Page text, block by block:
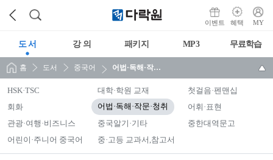
이벤트 혜택 MY
도 서 강 의 패키지 MP3 무료학습
홈 도서 중국어 어법·독해·작문·청취
HSK·TSC 대학·학원 교재
첫걸음·펜맨십
회화
어법·독해·작문·청취
어휘·표현
관광·여행·비즈니스
중국알기·기타
중한대역문고
어린이·주니어 중국어
중·고등 교과서,참고서